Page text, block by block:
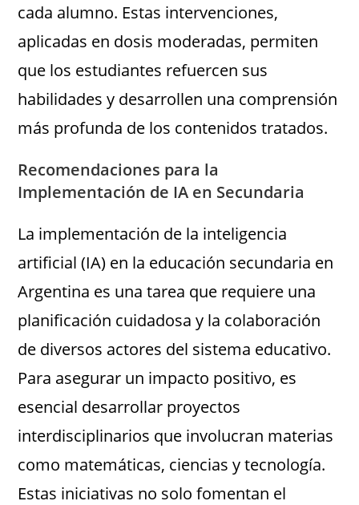
cada alumno. Estas intervenciones,
aplicadas en dosis moderadas, permiten
que los estudiantes refuercen sus
habilidades y desarrollen una comprensión
más profunda de los contenidos tratados.
Recomendaciones para la
Implementación de IA en Secundaria
La implementación de la inteligencia
artificial (IA) en la educación secundaria en
Argentina es una tarea que requiere una
planificación cuidadosa y la colaboración
de diversos actores del sistema educativo.
Para asegurar un impacto positivo, es
esencial desarrollar proyectos
interdisciplinarios que involucran materias
como matemáticas, ciencias y tecnología.
Estas iniciativas no solo fomentan el